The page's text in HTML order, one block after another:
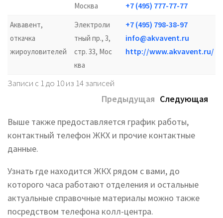
Москва
+7 (495) 777-77-77
Аквавент,
откачка
жироуловителей
Электроли
тный пр., 3,
стр. 33, Мос
ква
+7 (495) 798-38-97
info@akvavent.ru
http://www.akvavent.ru/
Записи с 1 до 10 из 14 записей
Предыдущая Следующая
Выше также предоставляется график работы,
контактный телефон ЖКХ и прочие контактные
данные.
Узнать где находится ЖКХ рядом с вами, до
которого часа работают отделения и остальные
актуальные справочные материалы можно также
посредством телефона колл-центра.